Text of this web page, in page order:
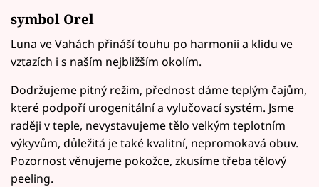
symbol Orel
Luna ve Vahách přináší touhu po harmonii a klidu ve
vztazích i s naším nejbližším okolím.
Dodržujeme pitný režim, přednost dáme teplým čajům,
které podpoří urogenitální a vylučovací systém. Jsme
raději v teple, nevystavujeme tělo velkým teplotním
výkyvům, důležitá je také kvalitní, nepromokavá obuv.
Pozornost věnujeme pokožce, zkusíme třeba tělový
peeling.